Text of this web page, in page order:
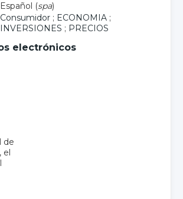
Español (spa)
Consumidor ; ECONOMIA ;
INVERSIONES ; PRECIOS
electrónicos
de
el